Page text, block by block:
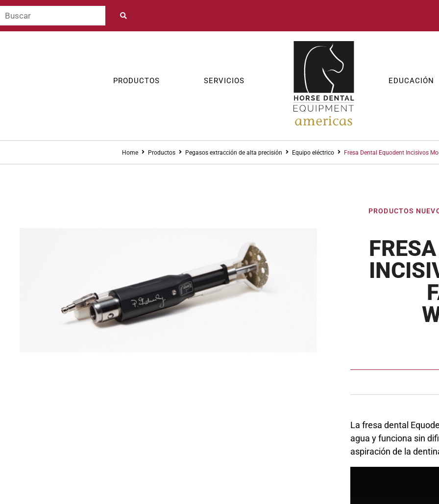
PRODUCTOS SERVICIOS EDUCACIÓN
Home Productos Pegasos extracción de alta precisión Equipo eléctrico Fresa Dental Equodent Incisivos
PRODUCTOS
La fresa dental
agua y funciona sin
aspiración de la